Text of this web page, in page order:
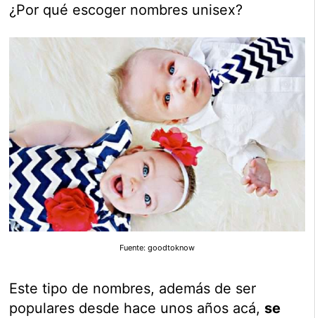
¿Por qué escoger nombres unisex?
Fuente: goodtoknow
Este tipo de nombres, además de ser
populares desde hace unos años acá, se